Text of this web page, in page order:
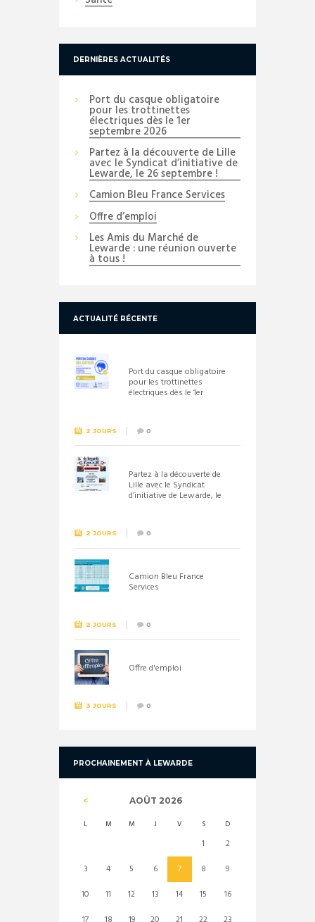
DERNIÈRES ACTUALITÉS
Port du casque obligatoire
pour les trottinettes
électriques dès le 1er
septembre 2026
Partez à la découverte de Lille
avec le Syndicat d’initiative de
Lewarde, le 26 septembre !
Camion Bleu France Services
Offre d’emploi
Les Amis du Marché de
Lewarde : une réunion ouverte
à tous !
ACTUALITÉ RÉCENTE
Port du casque obligatoire
pour les trottinettes
électriques dès le 1er
2 JOURS 0
Partez à la découverte de
Lille avec le Syndicat
d’initiative de Lewarde, le
2 JOURS 0
Camion Bleu France
Services
2 JOURS 0
Offre d'emploi
3 JOURS 0
PROCHAINEMENT À LEWARDE
AOÛT 2026
L M M J V S D
1
2
3
4 5 6 7 8
9
10
11 12 13 14 15
16